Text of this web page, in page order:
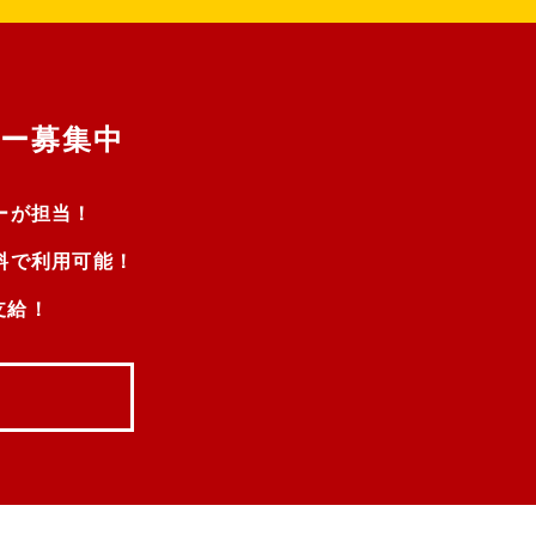
募集中
担当！
利用可能！
！